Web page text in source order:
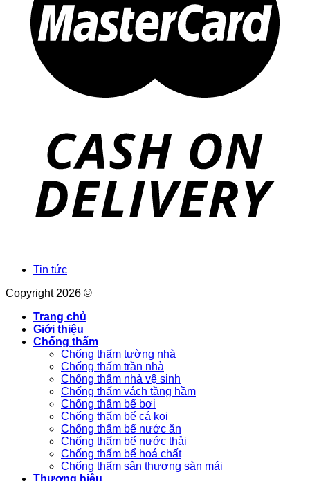
Tin tức
Copyright 2026 ©
Trang chủ
Giới thiệu
Chống thấm
Chống thấm tường nhà
Chống thấm trần nhà
Chống thấm nhà vệ sinh
Chống thấm vách tầng hầm
Chống thấm bể bơi
Chống thấm bể cá koi
Chống thấm bể nước ăn
Chống thấm bể nước thải
Chống thấm bể hoá chất
Chống thấm sân thượng sàn mái